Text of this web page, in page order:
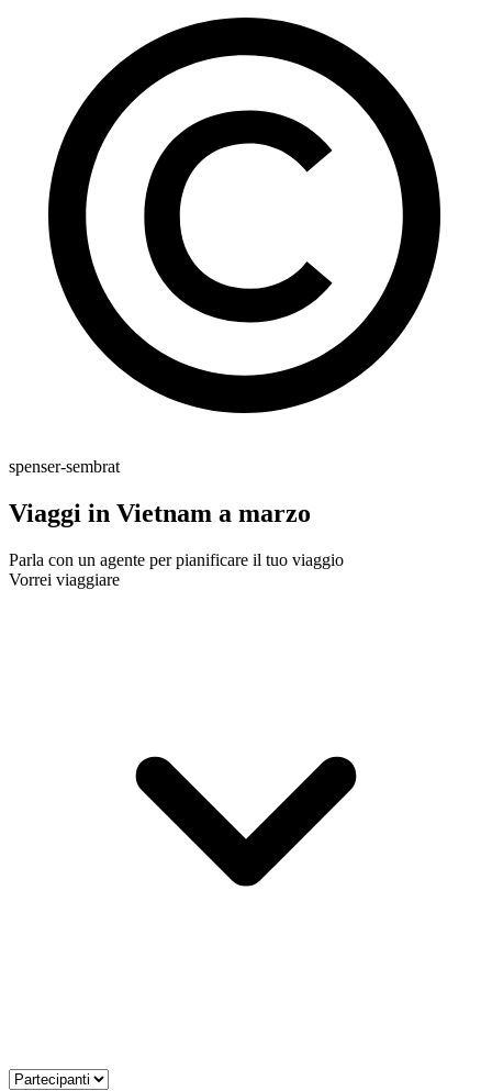
spenser-sembrat
Viaggi in Vietnam a marzo
Parla con un agente per pianificare il tuo viaggio
Vorrei viaggiare